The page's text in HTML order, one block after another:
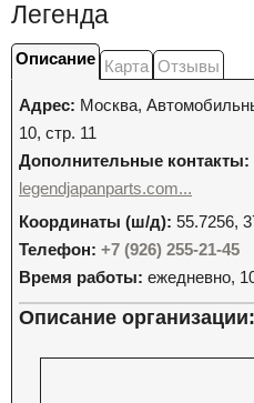
Легенда
Описание Карта Отзывы
Адрес: Москва,
10, стр. 11
Дополнительные контакты:
legendjapanparts.com...
Координаты (ш/д): 55.7256,
Телефон: +7 (926) 255-21-45
Время работы: ежедневно,
Описание организации: